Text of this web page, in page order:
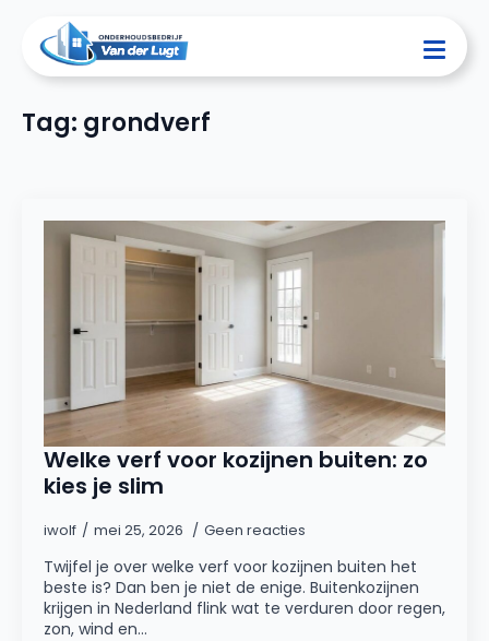
Tag: grondverf
Welke verf voor kozijnen buiten: zo
kies je slim
iwolf mei 25, 2026 Geen reacties
Twijfel je over welke verf voor kozijnen buiten het
beste is? Dan ben je niet de enige. Buitenkozijnen
krijgen in Nederland flink wat te verduren door regen,
zon, wind en…